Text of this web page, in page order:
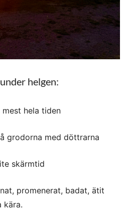
helgen:
hela tiden
grodorna med döttrarna
skärmtid
promenerat, badat, ätit
kära.